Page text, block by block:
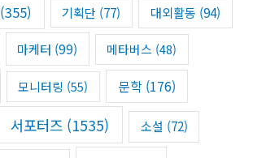
(355) 기획단 (77) 대외활동 (94)
마케터 (99) 메타버스 (48)
모니터링 (55) 문학(176)
서포터즈 (1535) 소설 (72)